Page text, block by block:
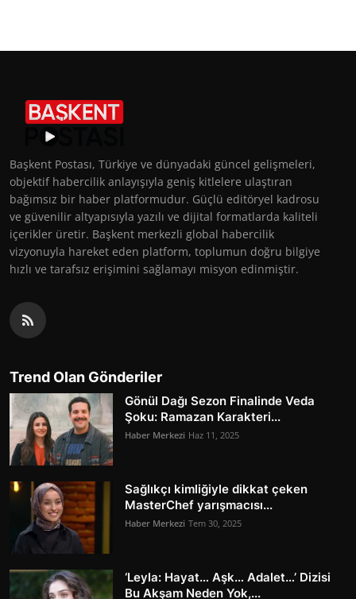
Başkent Postası, Türkiye ve dünyadaki güncel gelişmeleri,
objektif habercilik anlayışıyla geniş kitlelere ulaştıran
bağımsız bir haber platformudur. Güçlü editöryel kadrosu
ve güvenilir altyapısıyla yazılı ve dijital formatlarda kaliteli
içerikler üretir. Başkent merkezli global habercilik
vizyonuyla hareket eden platform, toplumun doğru bilgiye
hızlı ve tarafsız erişimini sağlamayı misyon edinmiştir.
Trend Olan Gönderiler
Gönül Dağı Sezon Finalinde Veda
Şoku: Ramazan Karakteri...
Haber Merkezi Haz 11, 2025
Sağlıkçı kimliğiyle dikkat çeken
MasterChef yarışmacısı...
Haber Merkezi Tem 30, 2025
‘Leyla: Hayat… Aşk… Adalet…’ Dizisi
Bu Akşam Neden Yok,...